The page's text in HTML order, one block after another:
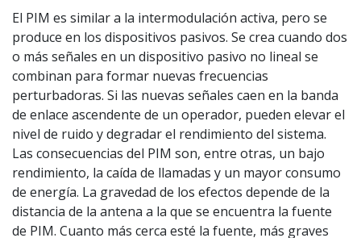
El PIM es similar a la intermodulación activa, pero se
produce en los dispositivos pasivos. Se crea cuando dos
o más señales en un dispositivo pasivo no lineal se
combinan para formar nuevas frecuencias
perturbadoras. Si las nuevas señales caen en la banda
de enlace ascendente de un operador, pueden elevar el
nivel de ruido y degradar el rendimiento del sistema.
Las consecuencias del PIM son, entre otras, un bajo
rendimiento, la caída de llamadas y un mayor consumo
de energía. La gravedad de los efectos depende de la
distancia de la antena a la que se encuentra la fuente
de PIM. Cuanto más cerca esté la fuente, más graves